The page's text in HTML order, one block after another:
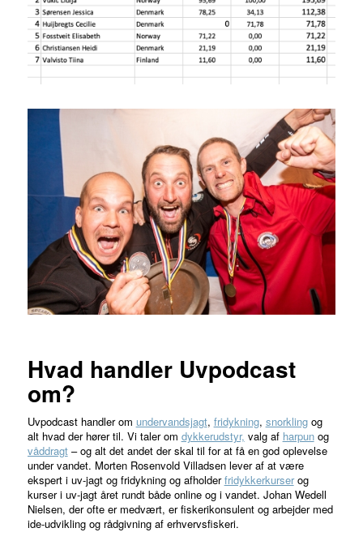
Hvad handler Uvpodcast
om?
Uvpodcast handler om undervandsjagt, fridykning, snorklingog
alt hvad der hører til. Vi taler om dykkerudstyr, valg af harpunog
våddragt– og alt det andet der skal til for at få en god oplevelse
under vandet. Morten Rosenvold Villadsen lever af at være
ekspert i uv-jagt og fridykning og afholderfridykkerkurserog
kurser i uv-jagt året rundt både online og i vandet. Johan Wedell
Nielsen, der ofte er medvært, er fiskerikonsulent og arbejder med
ide-udvikling og rådgivning af erhvervsfiskeri.